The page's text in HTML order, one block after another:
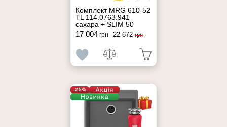
Комплект MRG 610-52
TL 114.0763.941
сахара + SLIM 50
17 004 грн 22 672грн
-25%